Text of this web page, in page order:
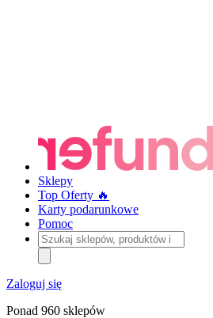
Sklepy
Top Oferty 🔥
Karty podarunkowe
Pomoc
Szukaj
sklepów,
produktów
i
kategorii
Zaloguj się
Ponad 960 sklepów